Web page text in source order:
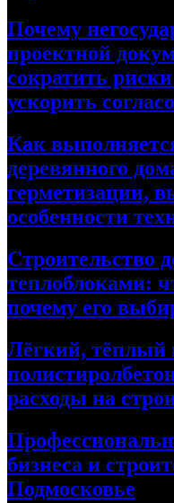
Почему
проектной
сократить
ускорить
Как
деревянного
герметизации,
особенности
Строительство
теплоблоками:
почему его
Лёгкий,
расходы на
бизнеса и
Подмосковье